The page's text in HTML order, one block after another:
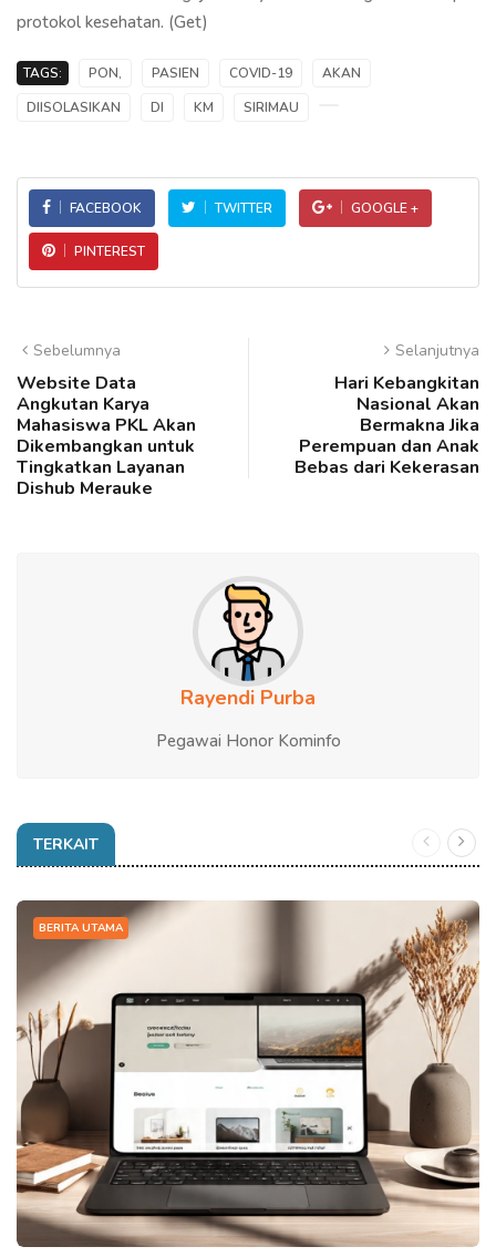
protokol kesehatan. (Get)
TAGS: PON, PASIEN COVID-19
AKAN
DIISOLASIKAN
DI KM SIRIMAU
FACEBOOK TWITTER GOOGLE +
PINTEREST
Sebelumnya
Website Data
Angkutan Karya
Mahasiswa PKL Akan
Dikembangkan untuk
Tingkatkan Layanan
Dishub Merauke
Selanjutnya
Hari Kebangkitan
Nasional Akan
Bermakna Jika
Perempuan dan Anak
Bebas dari Kekerasan
Rayendi Purba
Pegawai Honor Kominfo
TERKAIT
BERITA UTAMA